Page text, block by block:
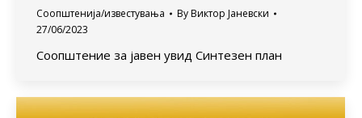
Соопштенија/известувања By Виктор Јаневски
27/06/2023
Соопштение за јавен увид Синтезен план